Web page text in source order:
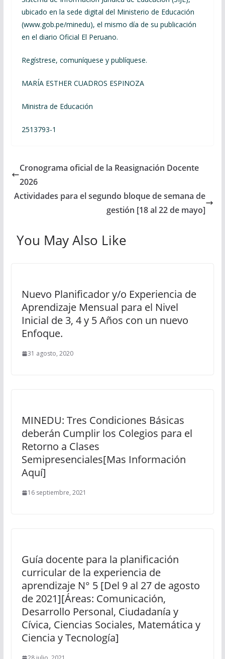
ubicado en la sede digital del Ministerio de Educación
(www.gob.pe/minedu), el mismo día de su publicación
en el diario Oficial El Peruano.
Regístrese, comuníquese y publíquese.
MARÍA ESTHER CUADROS ESPINOZA
Ministra de Educación
2513793-1
Cronograma oficial de la Reasignación Docente
2026
Actividades para el segundo bloque de semana de
gestión [18 al 22 de mayo]
You May Also Like
Nuevo Planificador y/o Experiencia de
Aprendizaje Mensual para el Nivel
Inicial de 3, 4 y 5 Años con un nuevo
Enfoque.
31 agosto, 2020
MINEDU: Tres Condiciones Básicas
deberán Cumplir los Colegios para el
Retorno a Clases
Semipresenciales[Mas Información
Aquí]
16 septiembre, 2021
Guía docente para la planificación
curricular de la experiencia de
aprendizaje N° 5 [Del 9 al 27 de agosto
de 2021][Áreas: Comunicación,
Desarrollo Personal, Ciudadanía y
Cívica, Ciencias Sociales, Matemática y
Ciencia y Tecnología]